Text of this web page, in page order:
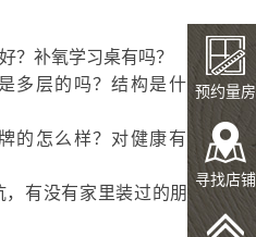
？补氧学习桌有吗？
多层的吗？结构是什么样
的怎么样？对健康有好处
有没有家里装过的朋友给
预约量房
寻找店铺